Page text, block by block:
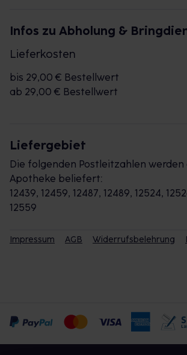
Infos zu Abholung &
Lieferkosten
bis 29,00 € Bestellwert
ab 29,00 € Bestellwert
Liefergebiet
Die folgenden Postleitzahlen werden
Apotheke beliefert:
12439, 12459, 12487, 12489, 12524,
12559
Impressum AGB Widerrufsbelehrung